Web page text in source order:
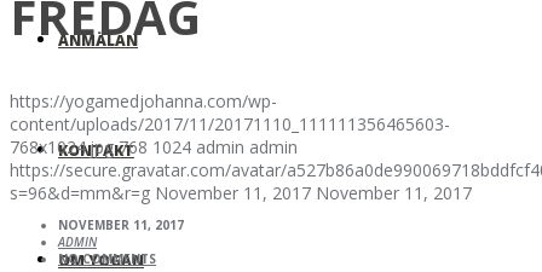
ANMÄLAN
KONTAKT
OM YOGAN
FREDAG
https://yogamedjohanna.com/wp-
content/uploads/2017/11/20171110_111111356465603-
768x1024.jpg 768 1024 admin admin
https://secure.gravatar.com/avatar/
s=96&d=mm&r=g November 11, 2017 November 11, 2017
NOVEMBER 11, 2017
ADMIN
NO COMMENTS